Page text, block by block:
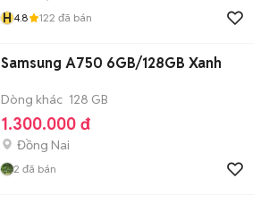
H4.8 122 đã bán
Samsung A750 6GB/128GB Xanh
Dòng khác 128 GB
1.300.000 đ
Đồng Nai
2 đã bán